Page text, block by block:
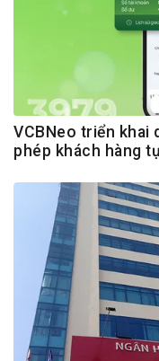
VCBNeo triển khai
phép khách hàng